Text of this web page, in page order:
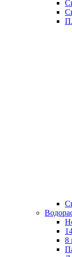
8